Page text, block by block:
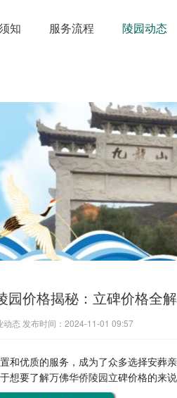
知 服务流程 陵园动态
园价格揭秘：立碑价格全
动态 发布时间：2024-11-01 09:57
和优质的服务，成为了众多选择安葬
想要了解万佛华侨陵园立碑价格的来